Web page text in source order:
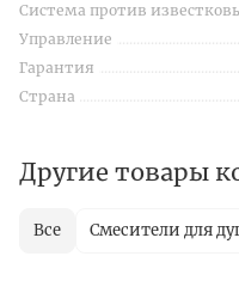
Система против
Управление
Гарантия
Страна
Другие товары
Все Смесители для